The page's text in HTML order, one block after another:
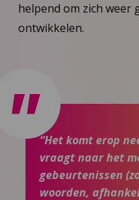
helpend om zich weer
ontwikkelen.
“Het komt erop
vraagt naar het
gebeurtenissen
woorden,